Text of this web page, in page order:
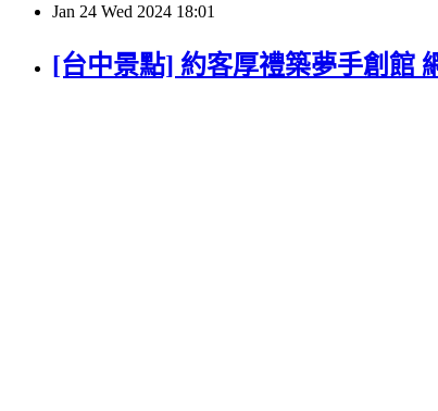
Jan 24 Wed 2024 18:01
[台中景點] 約客厚禮築夢手創館